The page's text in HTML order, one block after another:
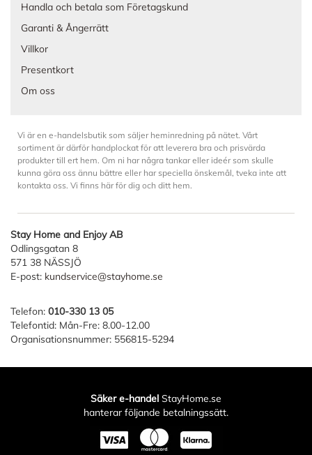
Handla och betala som Företagskund
Garanti & Ångerrätt
Villkor
Presentkort
Om oss
Vi är en e-handelsbutik som säljer heminredning på nätet. Vårt
sortiment är därför handplockat för att leverera bra och prisvärda
produkter till ert hem. Om ni har några tankar eller ideér som skulle
kunna göra oss ännu bättre eller har speciella önskemål, tveka inte att
kontakta oss. Vi finns här för dig och ditt hem.
Stay Home and Enjoy AB
Odlingsgatan 8
571 38 NÄSSJÖ
E-post: kundservice@stayhome.se
Telefon: 010-330 13 05
Telefontid: Mån-Fre: 8.00-12.00
Organisationsnummer: 556815-5294
Säker e-handel StayHome.se
hanterar följande betalningssätt.